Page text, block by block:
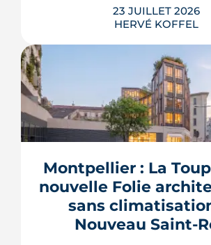
23 JUILLET 2026
HERVÉ KOFFEL
Trente logements de moins,
résidence seniors qui
places de parking
repart devant les habitants
Frontignan, et le maire
perdre un ou deux ans.
LIRE L'ARTICLE
Montpellier : La
nouvelle Folie
sans
Nouveau Saint-